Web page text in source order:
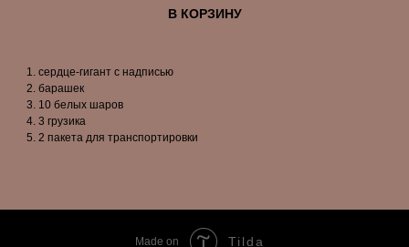
В КОРЗИНУ
сердце-гигант с надписью
барашек
10 белых шаров
3 грузика
2 пакета для транспортировки
Made on Tilda